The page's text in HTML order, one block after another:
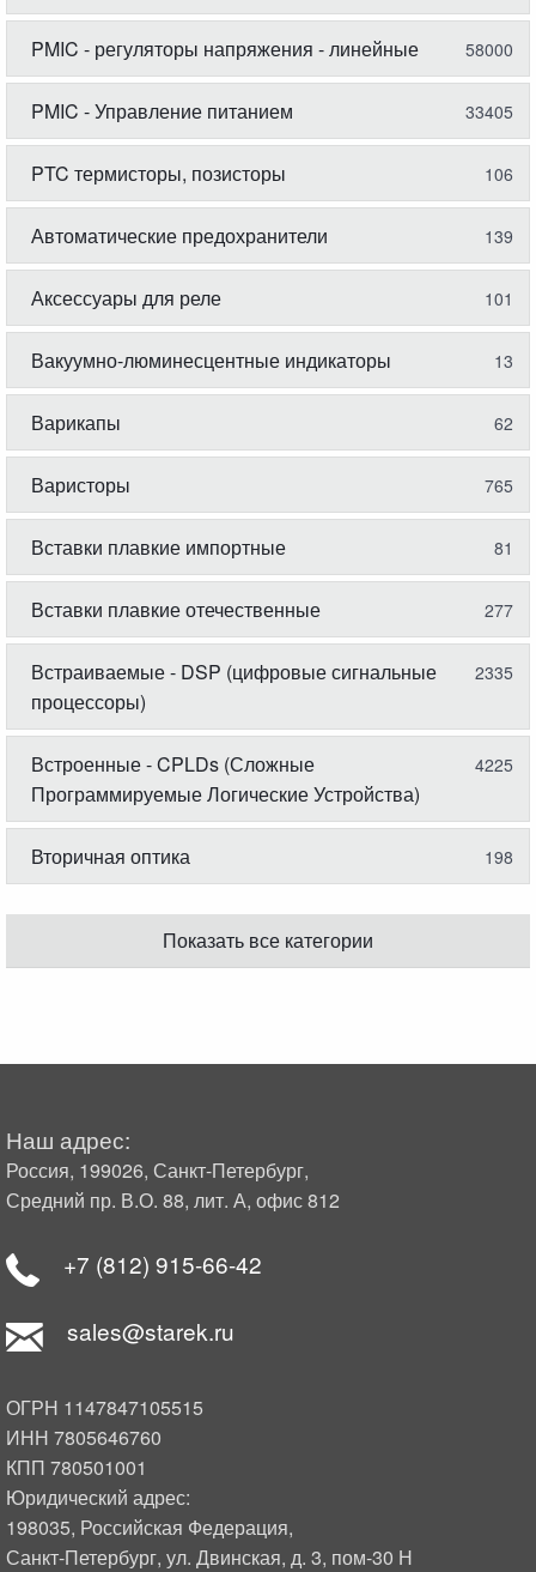
PMIC - регуляторы напряжения - линейные 58000
PMIC - Управление питанием 33405
PTC термисторы, позисторы 106
Автоматические предохранители 139
Аксессуары для реле 101
Вакуумно-люминесцентные индикаторы 13
Варикапы 62
Варисторы 765
Вставки плавкие импортные 81
Вставки плавкие отечественные 277
Встраиваемые - DSP (цифровые сигнальные
процессоры)
2335
Встроенные - CPLDs (Сложные
Программируемые Логические Устройства)
4225
Вторичная оптика 198
Показать все категории
Наш адрес:
Россия, 199026, Санкт-Петербург,
Средний пр. В.О. 88, лит. А, офис 812
+7 (812) 915-66-42
sales@starek.ru
ОГРН 1147847105515
ИНН 7805646760
КПП 780501001
Юридический адрес:
198035, Российская Федерация,
Санкт-Петербург, ул. Двинская, д. 3, пом-30 Н